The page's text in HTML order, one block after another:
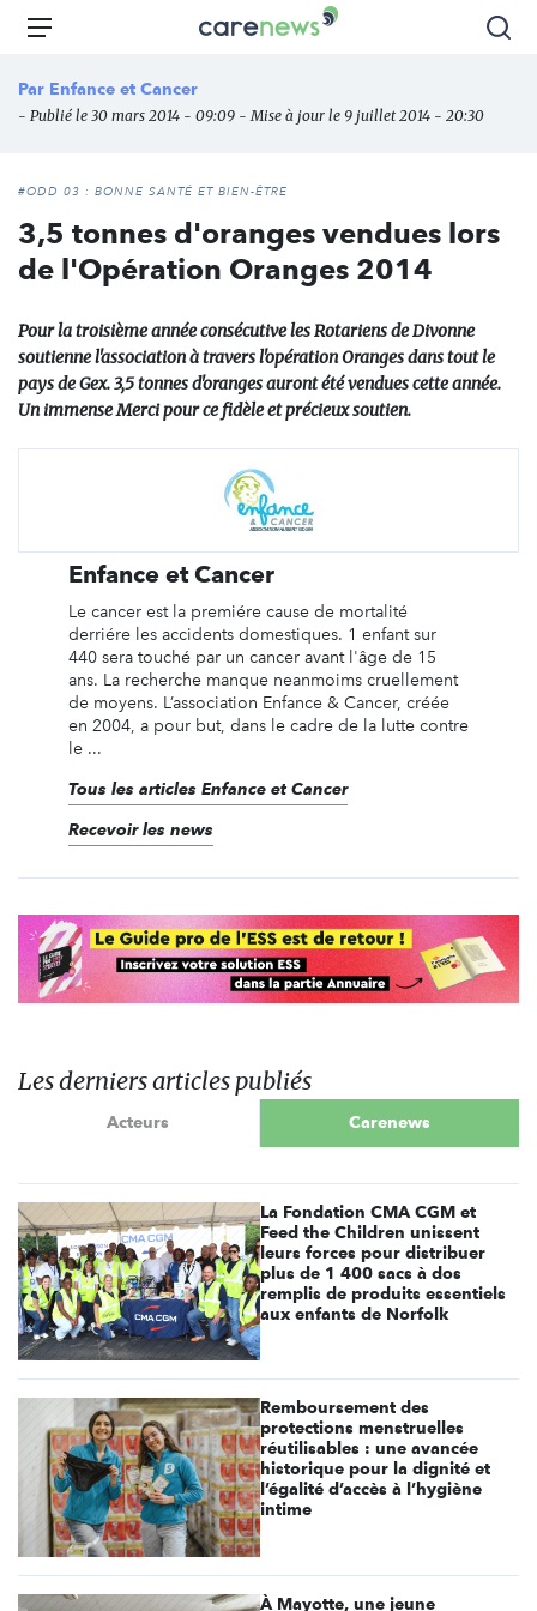
Aller
principal
Carenews,
des
l'engagement
Menu
Par Enfance et Cancer
- Publié le 30 mars 2014 - 09:09 - Mise à jour le 9 juillet 2014 - 20:30
#ODD 03 : BONNE SANTÉ ET BIEN-ÊTRE
3,5 tonnes d'oranges vendues lors
de l'Opération Oranges 2014
Pour la troisième année consécutive les Rotariens de Divonne
soutienne l'association à travers l'opération Oranges dans tout le
pays de Gex. 3,5 tonnes d'oranges auront été vendues cette année.
Un immense Merci pour ce fidèle et précieux soutien.
Enfance et Cancer
Le cancer est la premiére cause de mortalité
derriére les accidents domestiques. 1 enfant sur
440 sera touché par un cancer avant l'âge de 15
ans. La recherche manque neanmoims cruellement
de moyens. L’association Enfance & Cancer, créée
en 2004, a pour but, dans le cadre de la lutte contre
le ...
Tous les articles Enfance et Cancer
Recevoir les news
Les derniers articles publiés
Acteurs Carenews
La Fondation CMA CGM et
Feed the Children unissent
leurs forces pour distribuer
plus de 1 400 sacs à dos
remplis de produits essentiels
aux enfants de Norfolk
Remboursement des
protections menstruelles
réutilisables : une avancée
historique pour la dignité et
l’égalité d’accès à l’hygiène
intime
À Mayotte, une jeune